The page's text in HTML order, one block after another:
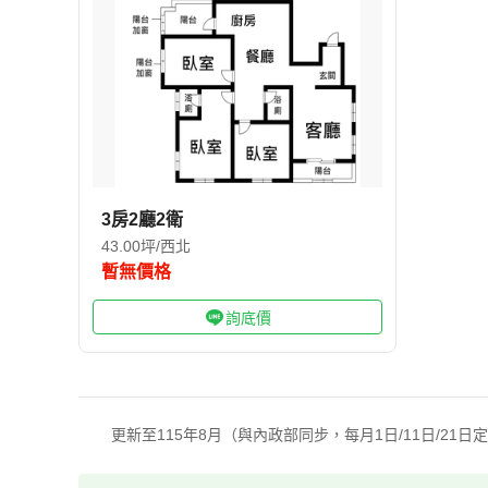
3房2廳2衛
43.00坪/西北
暫無價格
詢底價
更新至115年8月（與內政部同步，每月1日/11日/21日定